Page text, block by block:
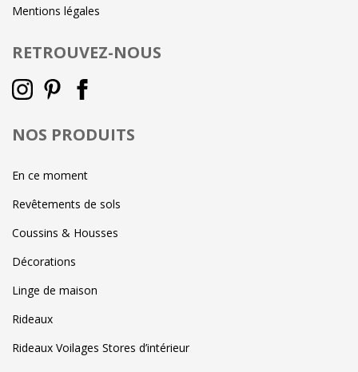
Mentions légales
RETROUVEZ-NOUS
NOS PRODUITS
En ce moment
Revêtements de sols
Coussins & Housses
Décorations
Linge de maison
Rideaux
Rideaux Voilages Stores d’intérieur